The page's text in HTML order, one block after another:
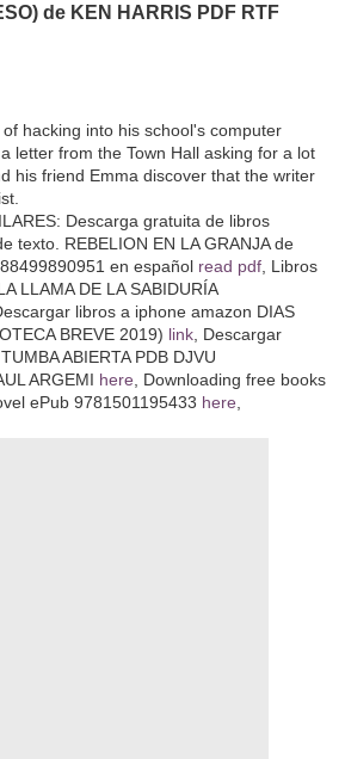
de KEN HARRIS PDF RTF
hacking into his school's computer
letter from the Town Hall asking for a lot
his friend Emma discover that the writer
Descarga gratuita de libros
texto. REBELION EN LA GRANJA de
en español read pdf , Libros
LLAMA DE LA SABIDURÍA
libros a iphone amazon DIAS
BREVE 2019) link , Descargar
ABIERTA PDB DJVU
ARGEMI here , Downloading free books
ePub 9781501195433 here